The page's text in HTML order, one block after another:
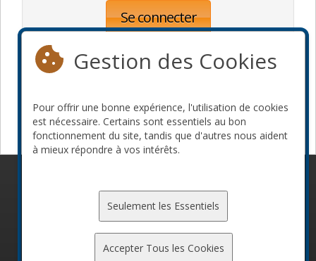
Se connecter
Devenir commanditaire
Gestion des Cookies
Pour offrir une bonne expérience, l'utilisation de cookies
est nécessaire. Certains sont essentiels au bon
fonctionnement du site, tandis que d'autres nous aident
à mieux répondre à vos intérêts.
Seulement les Essentiels
Accepter Tous les Cookies